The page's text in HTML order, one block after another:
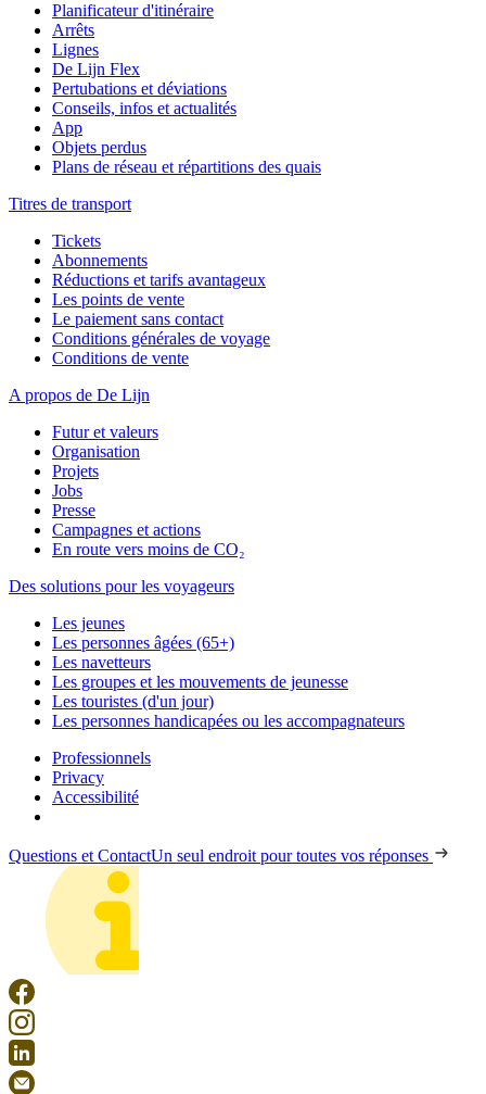
Planificateur d'itinéraire
Arrêts
Lignes
De Lijn Flex
Pertubations et déviations
Conseils, infos et actualités
App
Objets perdus
Plans de réseau et répartitions des quais
Titres de transport
Tickets
Abonnements
Réductions et tarifs avantageux
Les points de vente
Le paiement sans contact
Conditions générales de voyage
Conditions de vente
A propos de De Lijn
Futur et valeurs
Organisation
Projets
Jobs
Presse
Campagnes et actions
En route vers moins de CO₂
Des solutions pour les voyageurs
Les jeunes
Les personnes âgées (65+)
Les navetteurs
Les groupes et les mouvements de jeunesse
Les touristes (d'un jour)
Les personnes handicapées ou les accompagnateurs
Professionnels
Privacy
Accessibilité
Questions et ContactUn seul endroit pour toutes vos réponses